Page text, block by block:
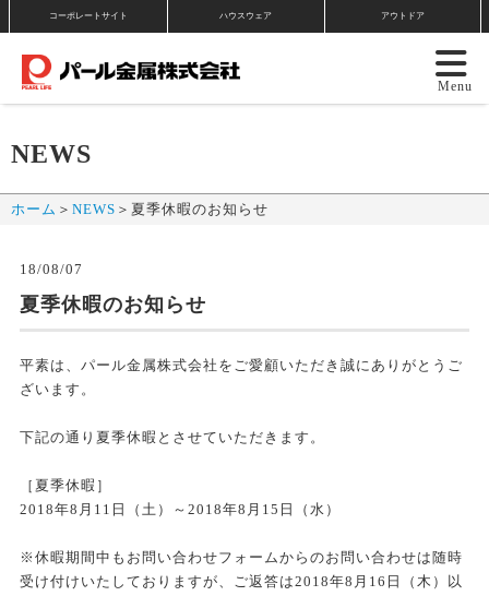
コーポレートサイト ハウスウェア アウトドア
NEWS
ホーム ＞ NEWS ＞ 夏季休暇のお知らせ
18/08/07
夏季休暇のお知らせ
平素は、パール金属株式会社をご愛顧いただき誠にありがとうご
ざいます。
下記の通り夏季休暇とさせていただきます。
［夏季休暇］
2018年8月11日（土）～2018年8月15日（水）
※休暇期間中もお問い合わせフォームからのお問い合わせは随時
受け付けいたしておりますが、ご返答は2018年8月16日（木）以